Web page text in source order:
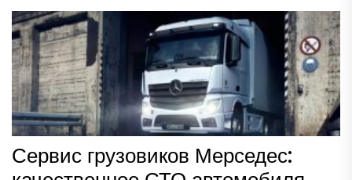
Сервис грузовиков Мерседес: